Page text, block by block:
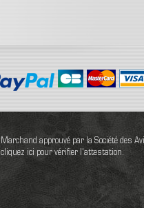
Marchand approuvé par la Société des
cliquez ici pour vérifier l'attestation.